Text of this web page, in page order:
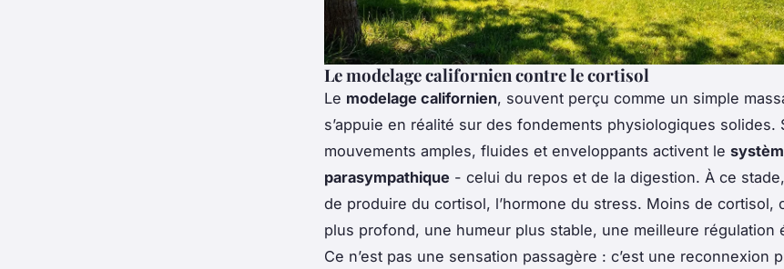
Le modelage californien contre le cortisol
Le modelage californien, souvent perçu comme un simple
s’appuie en réalité sur des fondements physiologiques solides.
mouvements amples, fluides et enveloppants activent le
parasympathique - celui du repos et de la digestion. À ce
de produire du cortisol, l’hormone du stress. Moins de cortisol,
plus profond, une humeur plus stable, une meilleure régulation
Ce n’est pas une sensation passagère : c’est une reconnexion